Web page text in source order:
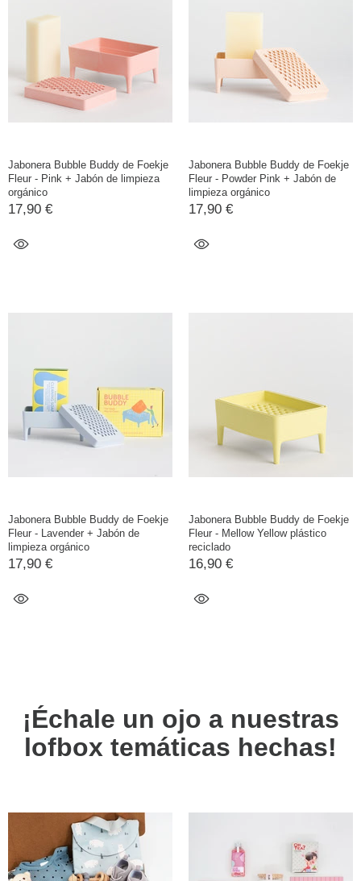
Jabonera Bubble Buddy de Foekje
Fleur - Pink + Jabón de limpieza
orgánico
17,90 €
Jabonera Bubble Buddy de Foekje
Fleur - Powder Pink + Jabón de
limpieza orgánico
17,90 €
Jabonera Bubble Buddy de Foekje
Fleur - Lavender + Jabón de
limpieza orgánico
17,90 €
Jabonera Bubble Buddy de Foekje
Fleur - Mellow Yellow plástico
reciclado
16,90 €
¡Échale un ojo a nuestras
lofbox temáticas hechas!